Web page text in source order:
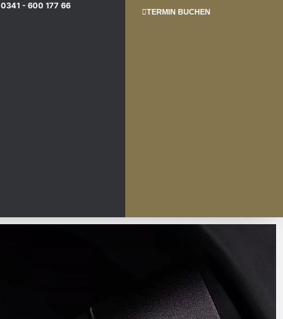
0341 - 600 177 66
TERMIN BUCHEN